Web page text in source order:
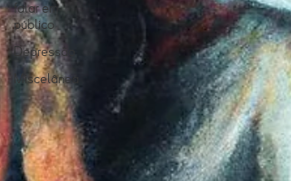
falar em
público
Depressão
Miscelânea